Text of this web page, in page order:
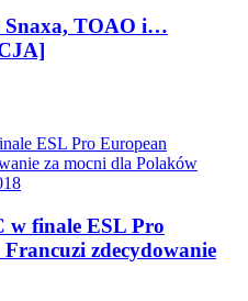
Snaxa, TOAO i…
w finale ESL Pro
zdecydowanie